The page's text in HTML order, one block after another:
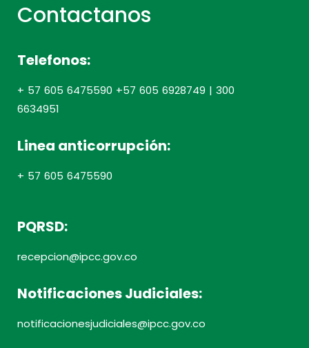
Contactanos
Telefonos:
+ 57 605 6475590 +57 605 6928749 | 300
6634951
Linea anticorrupción:
+ 57 605 6475590
PQRSD:
recepcion@ipcc.gov.co
Notificaciones Judiciales:
notificacionesjudiciales@ipcc.gov.co